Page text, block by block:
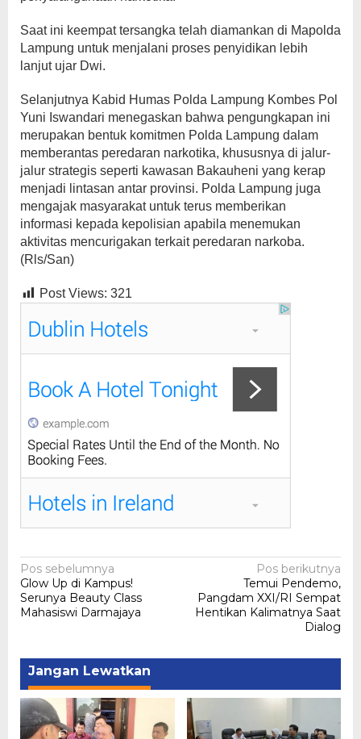
Saat ini keempat tersangka telah diamankan di Mapolda
Lampung untuk menjalani proses penyidikan lebih
lanjut ujar Dwi.
Selanjutnya Kabid Humas Polda Lampung Kombes Pol
Yuni Iswandari menegaskan bahwa pengungkapan ini
merupakan bentuk komitmen Polda Lampung dalam
memberantas peredaran narkotika, khususnya di jalur-
jalur strategis seperti kawasan Bakauheni yang kerap
menjadi lintasan antar provinsi. Polda Lampung juga
mengajak masyarakat untuk terus memberikan
informasi kepada kepolisian apabila menemukan
aktivitas mencurigakan terkait peredaran narkoba.
(Rls/San)
Post Views: 321
Navigasi
pos
Pos sebelumnya
Glow Up di Kampus!
Serunya Beauty Class
Mahasiswi Darmajaya
Pos berikutnya
Temui Pendemo,
Pangdam XXI/RI Sempat
Hentikan Kalimatnya Saat
Dialog
Jangan Lewatkan